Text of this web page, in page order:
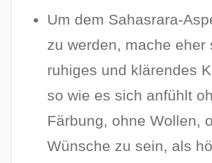
Um dem Sahasrara-
zu werden, mache eher
ruhiges und klärendes
so wie es sich anfühlt
Färbung, ohne Wollen,
Wünsche zu sein, als